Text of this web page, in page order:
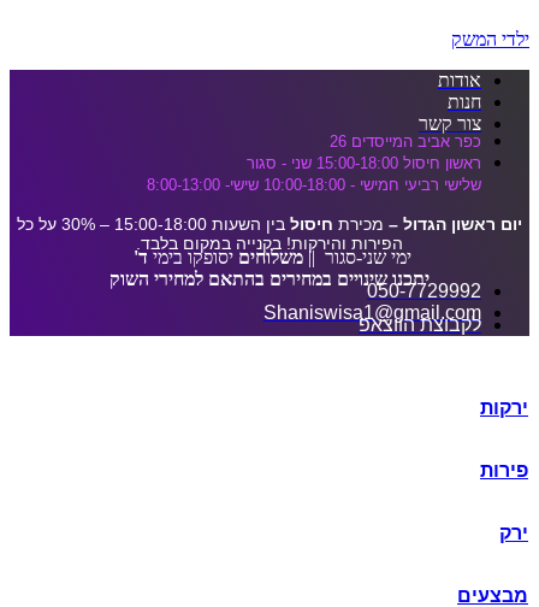
ילדי המשק
אודות
חנות
צור קשר
כפר אביב המייסדים 26
ראשון חיסול 15:00-18:00 שני - סגור
שלישי רביעי חמישי - 10:00-18:00 שישי- 8:00-13:00
יום ראשון הגדול – מכירת חיסול
בין השעות 15:00-18:00 – 30% על כל
הפירות והירקות! בקנייה במקום בלבד.
ימי שני-סגור ||משלוחים יסופקו בימי ד'
יתכנו שינויים במחירים בהתאם למחירי השוק
050-7729992
Shaniswisa1@gmail.com
לקבוצת הווצאפ
ירקות
פירות
ירק
מבצעים